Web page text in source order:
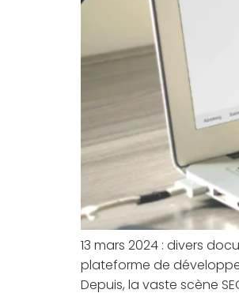
13 mars 2024 : divers
plateforme de
Depuis, la vaste scène